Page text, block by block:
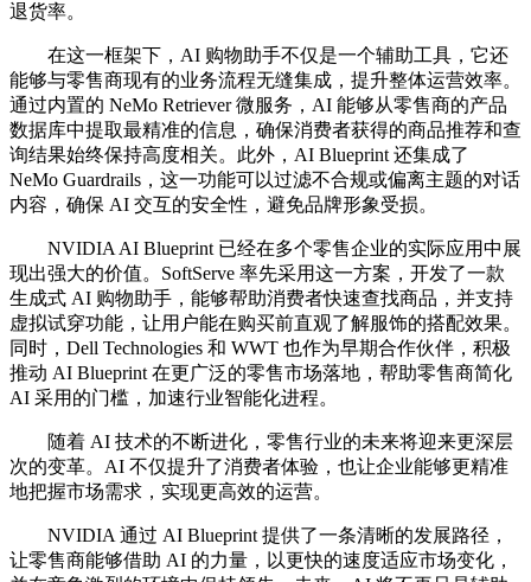
退货率。
在这一框架下，AI 购物助手不仅是一个辅助工具，它还
能够与零售商现有的业务流程无缝集成，提升整体运营效率。
通过内置的 NeMo Retriever 微服务，AI 能够从零售商的产品
数据库中提取最精准的信息，确保消费者获得的商品推荐和查
询结果始终保持高度相关。此外，AI Blueprint 还集成了
NeMo Guardrails，这一功能可以过滤不合规或偏离主题的对话
内容，确保 AI 交互的安全性，避免品牌形象受损。
NVIDIA AI Blueprint 已经在多个零售企业的实际应用中展
现出强大的价值。SoftServe 率先采用这一方案，开发了一款
生成式 AI 购物助手，能够帮助消费者快速查找商品，并支持
虚拟试穿功能，让用户能在购买前直观了解服饰的搭配效果。
同时，Dell Technologies 和 WWT 也作为早期合作伙伴，积极
推动 AI Blueprint 在更广泛的零售市场落地，帮助零售商简化
AI 采用的门槛，加速行业智能化进程。
随着 AI 技术的不断进化，零售行业的未来将迎来更深层
次的变革。AI 不仅提升了消费者体验，也让企业能够更精准
地把握市场需求，实现更高效的运营。
NVIDIA 通过 AI Blueprint 提供了一条清晰的发展路径，
让零售商能够借助 AI 的力量，以更快的速度适应市场变化，